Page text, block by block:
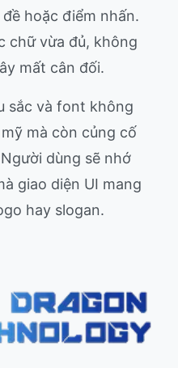
hoặc điểm nhấn.
chữ vừa đủ, không
mất cân đối.
sắc và font không
mà còn củng cố
dùng sẽ nhớ
giao diện UI mang
hay slogan.